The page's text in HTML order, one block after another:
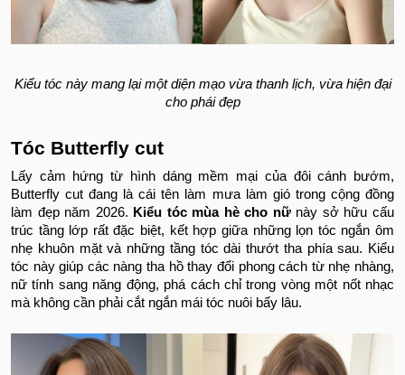
Kiểu tóc này mang lại một diện mạo vừa thanh lịch, vừa hiện đại
cho phái đẹp
Tóc Butterfly cut
Lấy cảm hứng từ hình dáng mềm mại của đôi cánh bướm,
Butterfly cut đang là cái tên làm mưa làm gió trong cộng đồng
làm đẹp năm 2026. Kiểu tóc mùa hè cho nữ này sở hữu cấu
trúc tầng lớp rất đặc biệt, kết hợp giữa những lọn tóc ngắn ôm
nhẹ khuôn mặt và những tầng tóc dài thướt tha phía sau. Kiểu
tóc này giúp các nàng tha hồ thay đổi phong cách từ nhẹ nhàng,
nữ tính sang năng động, phá cách chỉ trong vòng một nốt nhạc
mà không cần phải cắt ngắn mái tóc nuôi bấy lâu.